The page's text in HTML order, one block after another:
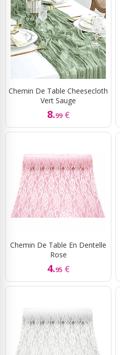
Chemin De Table Cheesecloth
Vert Sauge
8.99 €
Chemin De Table En Dentelle
Rose
4.95 €